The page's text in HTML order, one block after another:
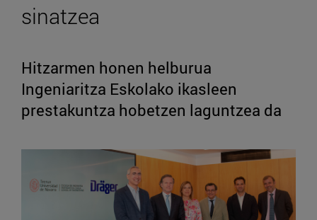
sinatzea
Hitzarmen honen helburua
Ingeniaritza Eskolako ikasleen
prestakuntza hobetzen laguntzea da